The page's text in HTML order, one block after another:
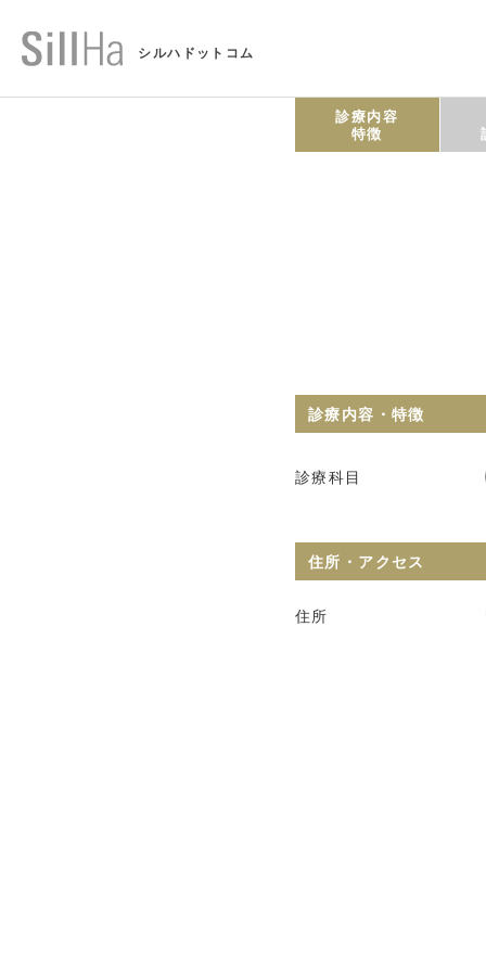
シルハドットコム
診療内容
特徴
診療内容・特徴
診療科目
住所・アクセス
住所